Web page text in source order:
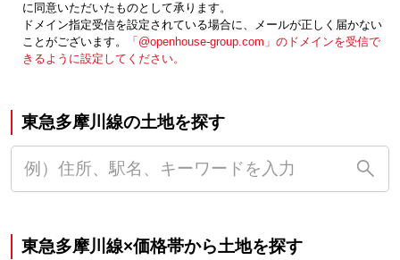
に同意いただいたものとして承ります。
ドメイン指定受信を設定されている場合に、メールが正しく届かない
ことがございます。
「@openhouse-group.com」のドメインを受信で
きるように設定してください。
東急多摩川線の土地を探す
東急多摩川線×価格帯から土地を探す